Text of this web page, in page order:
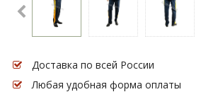
Доставка по всей России
Любая удобная форма оплаты